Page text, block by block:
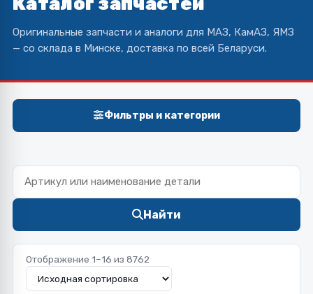
Оригинальные запчасти и аналоги для МАЗ, КамАЗ, ЯМЗ
— со склада в Минске, доставка по всей Беларуси.
Фильтры и категории
Найти
Отображение 1–16 из 8762